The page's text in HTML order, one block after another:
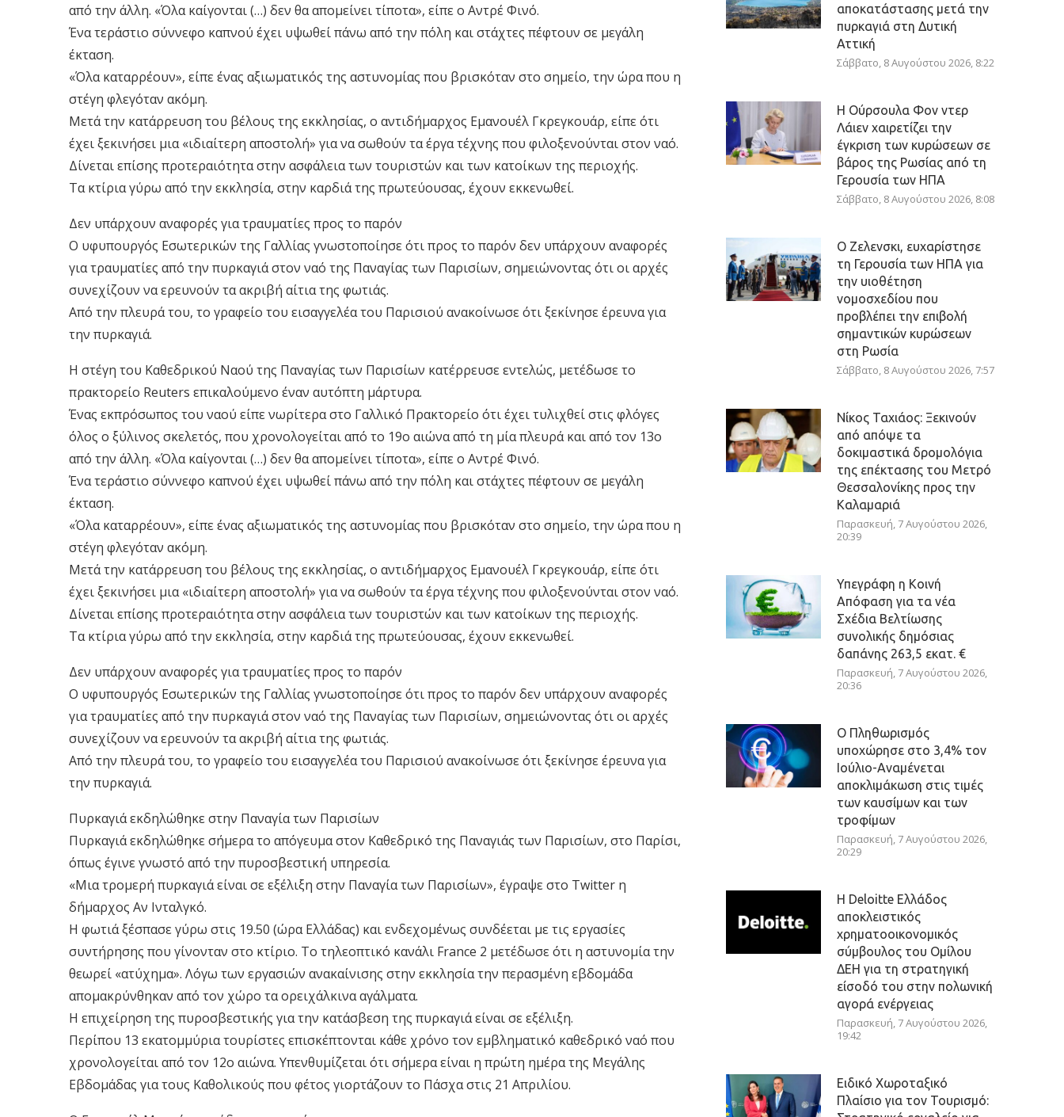
από την άλλη. «Όλα καίγονται (…) δεν θα απομείνει τίποτα», είπε ο Αντρέ Φινό.
Ένα τεράστιο σύννεφο καπνού έχει υψωθεί πάνω από την πόλη και στάχτες πέφτουν σε μεγάλη
έκταση.
«Όλα καταρρέουν», είπε ένας αξιωματικός της αστυνομίας που βρισκόταν στο σημείο, την ώρα που η
στέγη φλεγόταν ακόμη.
Μετά την κατάρρευση του βέλους της εκκλησίας, ο αντιδήμαρχος Εμανουέλ Γκρεγκουάρ, είπε ότι
έχει ξεκινήσει μια «ιδιαίτερη αποστολή» για να σωθούν τα έργα τέχνης που φιλοξενούνται στον ναό.
Δίνεται επίσης προτεραιότητα στην ασφάλεια των τουριστών και των κατοίκων της περιοχής.
Τα κτίρια γύρω από την εκκλησία, στην καρδιά της πρωτεύουσας, έχουν εκκενωθεί.
Δεν υπάρχουν αναφορές για τραυματίες προς το παρόν
Ο υφυπουργός Εσωτερικών της Γαλλίας γνωστοποίησε ότι προς το παρόν δεν υπάρχουν αναφορές
για τραυματίες από την πυρκαγιά στον ναό της Παναγίας των Παρισίων, σημειώνοντας ότι οι αρχές
συνεχίζουν να ερευνούν τα ακριβή αίτια της φωτιάς.
Από την πλευρά του, το γραφείο του εισαγγελέα του Παρισιού ανακοίνωσε ότι ξεκίνησε έρευνα για
την πυρκαγιά.
Η στέγη του Καθεδρικού Ναού της Παναγίας των Παρισίων κατέρρευσε εντελώς, μετέδωσε το
πρακτορείο Reuters επικαλούμενο έναν αυτόπτη μάρτυρα.
Ένας εκπρόσωπος του ναού είπε νωρίτερα στο Γαλλικό Πρακτορείο ότι έχει τυλιχθεί στις φλόγες
όλος ο ξύλινος σκελετός, που χρονολογείται από το 19ο αιώνα από τη μία πλευρά και από τον 13ο
από την άλλη. «Όλα καίγονται (…) δεν θα απομείνει τίποτα», είπε ο Αντρέ Φινό.
Ένα τεράστιο σύννεφο καπνού έχει υψωθεί πάνω από την πόλη και στάχτες πέφτουν σε μεγάλη
έκταση.
«Όλα καταρρέουν», είπε ένας αξιωματικός της αστυνομίας που βρισκόταν στο σημείο, την ώρα που η
στέγη φλεγόταν ακόμη.
Μετά την κατάρρευση του βέλους της εκκλησίας, ο αντιδήμαρχος Εμανουέλ Γκρεγκουάρ, είπε ότι
έχει ξεκινήσει μια «ιδιαίτερη αποστολή» για να σωθούν τα έργα τέχνης που φιλοξενούνται στον ναό.
Δίνεται επίσης προτεραιότητα στην ασφάλεια των τουριστών και των κατοίκων της περιοχής.
Τα κτίρια γύρω από την εκκλησία, στην καρδιά της πρωτεύουσας, έχουν εκκενωθεί.
Δεν υπάρχουν αναφορές για τραυματίες προς το παρόν
Ο υφυπουργός Εσωτερικών της Γαλλίας γνωστοποίησε ότι προς το παρόν δεν υπάρχουν αναφορές
για τραυματίες από την πυρκαγιά στον ναό της Παναγίας των Παρισίων, σημειώνοντας ότι οι αρχές
συνεχίζουν να ερευνούν τα ακριβή αίτια της φωτιάς.
Από την πλευρά του, το γραφείο του εισαγγελέα του Παρισιού ανακοίνωσε ότι ξεκίνησε έρευνα για
την πυρκαγιά.
Πυρκαγιά εκδηλώθηκε στην Παναγία των Παρισίων
Πυρκαγιά εκδηλώθηκε σήμερα το απόγευμα στον Καθεδρικό της Παναγιάς των Παρισίων, στο Παρίσι,
όπως έγινε γνωστό από την πυροσβεστική υπηρεσία.
«Μια τρομερή πυρκαγιά είναι σε εξέλιξη στην Παναγία των Παρισίων», έγραψε στο Twitter η
δήμαρχος Αν Ινταλγκό.
Η φωτιά ξέσπασε γύρω στις 19.50 (ώρα Ελλάδας) και ενδεχομένως συνδέεται με τις εργασίες
συντήρησης που γίνονταν στο κτίριο. Το τηλεοπτικό κανάλι France 2 μετέδωσε ότι η αστυνομία την
θεωρεί «ατύχημα». Λόγω των εργασιών ανακαίνισης στην εκκλησία την περασμένη εβδομάδα
απομακρύνθηκαν από τον χώρο τα ορειχάλκινα αγάλματα.
Η επιχείρηση της πυροσβεστικής για την κατάσβεση της πυρκαγιά είναι σε εξέλιξη.
Περίπου 13 εκατομμύρια τουρίστες επισκέπτονται κάθε χρόνο τον εμβληματικό καθεδρικό ναό που
χρονολογείται από τον 12ο αιώνα. Υπενθυμίζεται ότι σήμερα είναι η πρώτη ημέρα της Μεγάλης
Εβδομάδας για τους Καθολικούς που φέτος γιορτάζουν το Πάσχα στις 21 Απριλίου.
αποκατάστασης μετά την
πυρκαγιά στη Δυτική
Αττική
Σάββατο, 8 Αυγούστου 2026, 8:22
Η Ούρσουλα Φον ντερ
Λάιεν χαιρετίζει την
έγκριση των κυρώσεων σε
βάρος της Ρωσίας από τη
Γερουσία των ΗΠΑ
Σάββατο, 8 Αυγούστου 2026, 8:08
Ο Ζελενσκι, ευχαρίστησε
τη Γερουσία των ΗΠΑ για
την υιοθέτηση
νομοσχεδίου που
προβλέπει την επιβολή
σημαντικών κυρώσεων
στη Ρωσία
Σάββατο, 8 Αυγούστου 2026, 7:57
Νίκος Ταχιάος: Ξεκινούν
από απόψε τα
δοκιμαστικά δρομολόγια
της επέκτασης του Μετρό
Θεσσαλονίκης προς την
Καλαμαριά
Παρασκευή, 7 Αυγούστου 2026,
20:39
Υπεγράφη η Κοινή
Απόφαση για τα νέα
Σχέδια Βελτίωσης
συνολικής δημόσιας
δαπάνης 263,5 εκατ. €
Παρασκευή, 7 Αυγούστου 2026,
20:36
Ο Πληθωρισμός
υποχώρησε στο 3,4% τον
Ιούλιο-Αναμένεται
αποκλιμάκωση στις τιμές
των καυσίμων και των
τροφίμων
Παρασκευή, 7 Αυγούστου 2026,
20:29
Η Deloitte Ελλάδος
αποκλειστικός
χρηματοοικονομικός
σύμβουλος του Ομίλου
ΔΕΗ για τη στρατηγική
είσοδό του στην πολωνική
αγορά ενέργειας
Παρασκευή, 7 Αυγούστου 2026,
19:42
Ειδικό Χωροταξικό
Πλαίσιο για τον Τουρισμό: